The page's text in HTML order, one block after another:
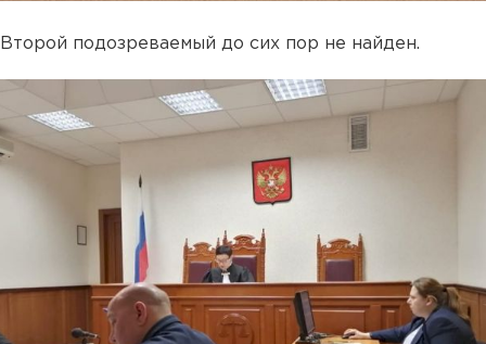
Второй подозреваемый до сих пор не найден.